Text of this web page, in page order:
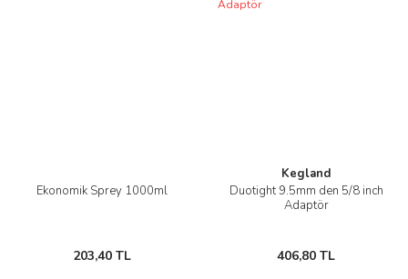
Ekonomik Sprey 1000ml
203,40 TL
Kegland
Duotight 9.5mm den 5/8 inch
Adaptör
406,80 TL